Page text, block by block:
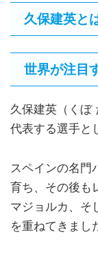
久保建英と
世界が注目
久保建英（くぼ
代表する選手と
スペインの名門
育ち、その後も
マジョルカ、そ
を重ねてきまし